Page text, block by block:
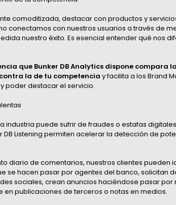
comoditizada, destacar con productos y
conectamos con nuestros usuarios a través de
nuestro éxito. Es esencial entender qué nos
que Bunker DB Analytics dispone compara
la de tu competencia y facilita a los Brand
poder destacar el servicio.
industria puede sufrir de fraudes o estafas
DB Listening permiten acelerar la detección de
diario de comentarios, nuestros clientes pueden
se hacen pasar por agentes del banco, solicitan
sociales, crean anuncios haciéndose pasar por
publicaciones de terceros o notas en medios.